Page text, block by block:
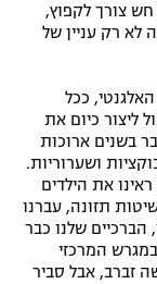
חש צורך לקפוץ,
לא רק עניין של
ככל
ליצור כיום את
בשנים ארוכות
ושערוריות.
את הילדים
תזונה, עברנו
הברכיים שלנו כבר
המרכזי
זברב, אבל סביר